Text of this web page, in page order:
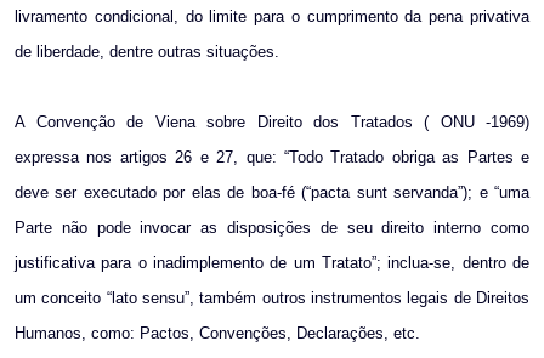
livramento condicional, do limite para o cumprimento da pena privativa
de liberdade, dentre outras situações.
A Convenção de Viena sobre Direito dos Tratados ( ONU -1969)
expressa nos artigos 26 e 27, que: “Todo Tratado obriga as Partes e
deve ser executado por elas de boa-fé (“pacta sunt servanda”); e “uma
Parte não pode invocar as disposições de seu direito interno como
justificativa para o inadimplemento de um Tratato”; inclua-se, dentro de
um conceito “lato sensu”, também outros instrumentos legais de Direitos
Humanos, como: Pactos, Convenções, Declarações, etc.